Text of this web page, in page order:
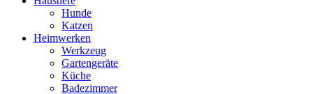
Hunde
Katzen
Heimwerken
Werkzeug
Gartengeräte
Küche
Badezimmer